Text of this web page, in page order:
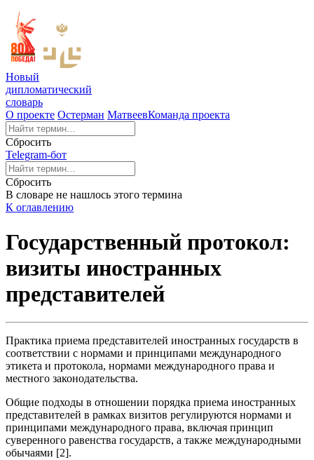
Новый
дипломатический
словарь
О проекте Остерман МатвеевКоманда проекта
Сбросить
Telegram-бот
Сбросить
В словаре не нашлось этого термина
К оглавлению
Государственный протокол:
визиты иностранных
представителей
Практика приема представителей иностранных государств в
соответствии с нормами и принципами международного
этикета и протокола, нормами международного права и
местного законодательства.
Общие подходы в отношении порядка приема иностранных
представителей в рамках визитов регулируются нормами и
принципами международного права, включая принцип
суверенного равенства государств, а также международными
обычаями [2].